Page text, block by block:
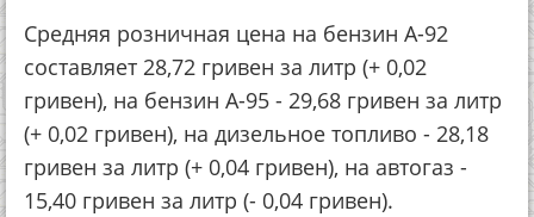
Средняя розничная цена на бензин А-92
составляет 28,72 гривен за литр (+ 0,02
гривен), на бензин А-95 - 29,68 гривен за литр
(+ 0,02 гривен), на дизельное топливо - 28,18
гривен за литр (+ 0,04 гривен), на автогаз -
15,40 гривен за литр (- 0,04 гривен).